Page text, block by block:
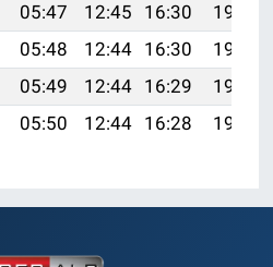
05:47 12:45 16:30
19:33
05:48 12:44 16:30
19:31
05:49 12:44 16:29
19:30
05:50 12:44 16:28 19:28